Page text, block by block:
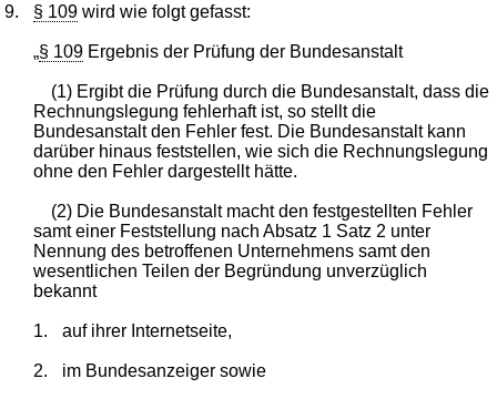
9. § 109 wird wie folgt gefasst:
„§ 109 Ergebnis der Prüfung der Bundesanstalt
(1) Ergibt die Prüfung durch die Bundesanstalt, dass die
Rechnungslegung fehlerhaft ist, so stellt die
Bundesanstalt den Fehler fest. Die Bundesanstalt kann
darüber hinaus feststellen, wie sich die Rechnungslegung
ohne den Fehler dargestellt hätte.
(2) Die Bundesanstalt macht den festgestellten Fehler
samt einer Feststellung nach Absatz 1 Satz 2 unter
Nennung des betroffenen Unternehmens samt den
wesentlichen Teilen der Begründung unverzüglich
bekannt
1. auf ihrer Internetseite,
2. im Bundesanzeiger sowie